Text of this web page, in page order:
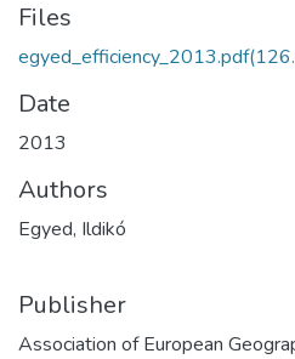
Files
egyed_efficiency_2013.pdf
Date
2013
Authors
Egyed, Ildikó
Publisher
Association of European